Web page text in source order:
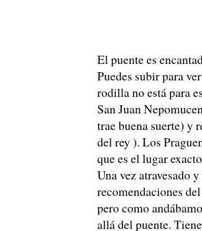
El puente es
Puedes subir para
rodilla no está para
San Juan
trae buena suerte) y
del rey ). Los
que es el lugar
Una vez atravesado
recomendaciones del
pero como
allá del puente.